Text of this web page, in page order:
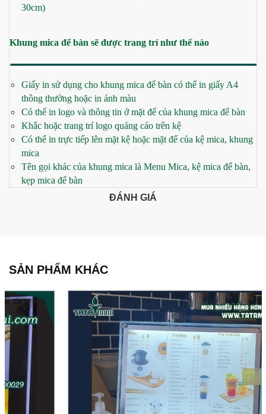
30cm)
Khung mica để bàn sẽ được trang trí như thế nào
Giấy in sử dụng cho khung mica để bàn có thể in giấy A4
thông thường hoặc in ảnh màu
Có thể in logo và thông tin ở mặt đế của khung mica để bàn
Khắc hoặc trang trí logo quảng cáo trên kệ
Có thể in trực tiếp lên mặt kệ hoặc mặt đế của kệ mica, khung
mica
Tên gọi khác của khung mica là Menu Mica, kệ mica để bàn,
kẹp mica để bàn
ĐÁNH GIÁ
SẢN PHẨM KHÁC